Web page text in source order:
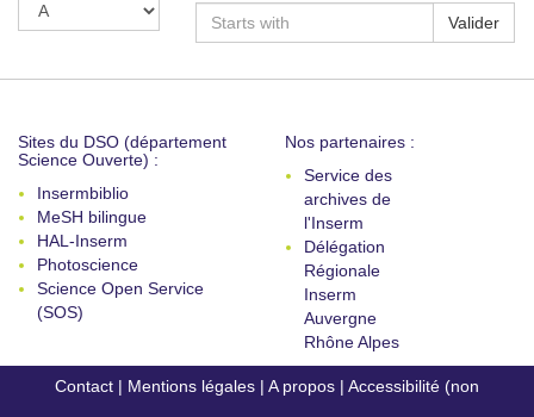
Valider
Sites du DSO (département
Science Ouverte) :
Insermbiblio
MeSH bilingue
HAL-Inserm
Photoscience
Science Open Service
(SOS)
Nos partenaires :
Service des
archives de
l'Inserm
Délégation
Régionale
Inserm
Auvergne
Rhône Alpes
Contact | Mentions légales | A propos | Accessibilité (non